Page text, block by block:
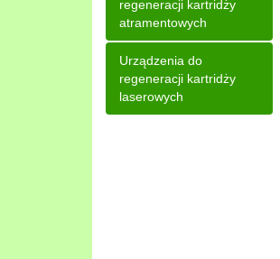
regeneracji kartridży
atramentowych
Urządzenia do
regeneracji kartridży
laserowych